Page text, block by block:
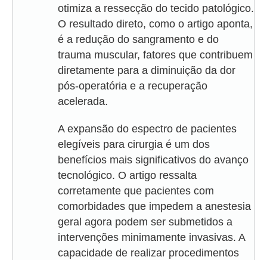
otimiza a ressecção do tecido patológico.
O resultado direto, como o artigo aponta,
é a redução do sangramento e do
trauma muscular, fatores que contribuem
diretamente para a diminuição da dor
pós-operatória e a recuperação
acelerada.
A expansão do espectro de pacientes
elegíveis para cirurgia é um dos
benefícios mais significativos do avanço
tecnológico. O artigo ressalta
corretamente que pacientes com
comorbidades que impedem a anestesia
geral agora podem ser submetidos a
intervenções minimamente invasivas. A
capacidade de realizar procedimentos